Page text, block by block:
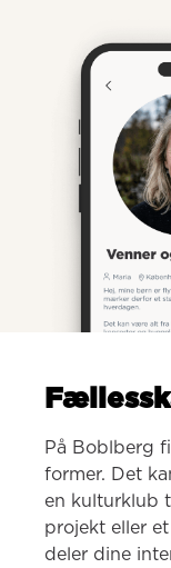
På Boblberg
former. Det
en kulturklub
projekt eller
deler dine